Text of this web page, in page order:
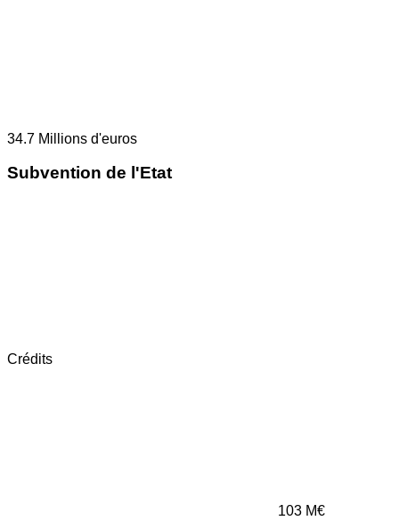
34.7 Millions d'euros
Subvention de l'Etat
Crédits
103 M€